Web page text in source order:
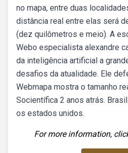
no mapa, entre duas
distância real entre elas será
(dez quilômetros e meio). A
Webo especialista alexandre
da inteligência artificial a
desafios da atualidade. Ele
Webmapa mostra o tamanho
Socientífica 2 anos atrás.
os estados unidos.
For more information,